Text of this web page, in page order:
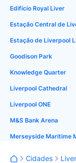
Edifício Royal Liver
Estação Central de
Goodison Park
Knowledge Quarter
Liverpool Cathedral
Liverpool ONE
M&S Bank Arena
Merseyside Maritime
Cidades